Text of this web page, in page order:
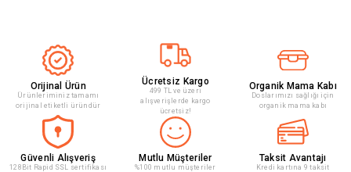
Orijinal Ürün
Ürünleriminiz tamamı
orijinal etiketli üründür
Ücretsiz Kargo
499 TL ve üzeri
alışverişlerde kargo
ücretsiz!
Organik Mama Kabı
Doslarımızı sağlığı için
organik mama kabı
Güvenli Alışveriş
128Bit Rapid SSL sertifikası
Mutlu Müşteriler
%100 mutlu müşteriler
Taksit Avantajı
Kredi kartına 9 taksit